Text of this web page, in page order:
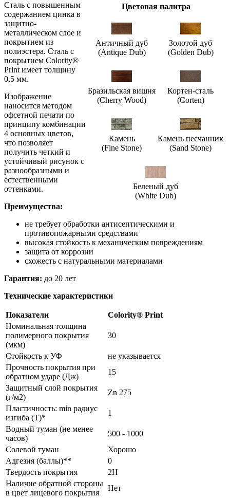
Цветовая палитра
Античный дуб
(Antique Dub)
Золотой дуб
(Golden Dub)
Бразильская вишня
(Cherry Wood)
Кортен-сталь
(Corten)
Камень
(Fine Stone)
Камень песчанник
(Sand Stone)
Беленый дуб
(White Dub)
Сталь c повышенным
содержанием цинка в
защитно-
металлическом слое и
покрытием из
полиэстера. Сталь с
покрытием Colority®
Print имеет толщину
0,5 мм.
Изображение
наносится методом
офсетной печати по
принципу комбинации
4 основных цветов,
что позволяет
получить четкий и
устойчивый рисунок с
разнообразными и
естественными
оттенками.
Преимущества:
не требует обработки антисептическими и
противопожарными средствами
высокая стойкость к механическим повреждениям
защита от коррозии
схожесть с натуральными материалами
Гарантия: до 20 лет
Технические характеристики
Показатели
Colority® Print
Номинальная толщина
полимерного покрытия
(мкм)
30
Стойкость к УФ
не указывается
Прочность покрытия при
обратном ударе (Дж)
15
Защитный слой покрытия
(г/м2)
Zn 275
Пластичность: min радиус
изгиба (Т)*
1
Водный туман (не менее
часов)
500 - 1000
Солевой туман
Хорошо
Адгезия (баллы)**
0
Твердость покрытия
2H
Наличие обратной стороны
в цвет лицевого покрытия
Нет